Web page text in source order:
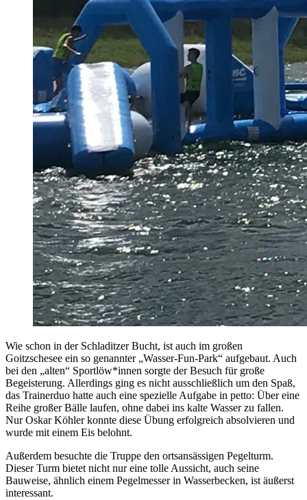
Wie schon in der Schladitzer Bucht, ist auch im großen
Goitzschesee ein so genannter „Wasser-Fun-Park“ aufgebaut. Auch
bei den „alten“ Sportlöw*innen sorgte der Besuch für große
Begeisterung. Allerdings ging es nicht ausschließlich um den Spaß,
das Trainerduo hatte auch eine spezielle Aufgabe in petto: Über eine
Reihe großer Bälle laufen, ohne dabei ins kalte Wasser zu fallen.
Nur Oskar Köhler konnte diese Übung erfolgreich absolvieren und
wurde mit einem Eis belohnt.
Außerdem besuchte die Truppe den ortsansässigen Pegelturm.
Dieser Turm bietet nicht nur eine tolle Aussicht, auch seine
Bauweise, ähnlich einem Pegelmesser in Wasserbecken, ist äußerst
interessant.